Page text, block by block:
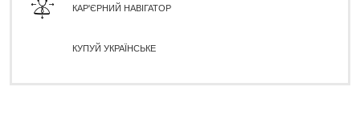
КАР'ЄРНИЙ НАВІГАТОР
КУПУЙ УКРАЇНСЬКЕ